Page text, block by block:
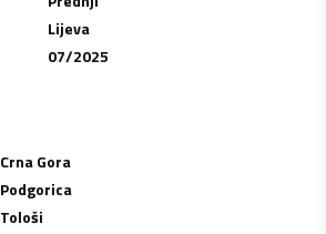
Lijeva
07/2025
Crna Gora
Podgorica
Tološi